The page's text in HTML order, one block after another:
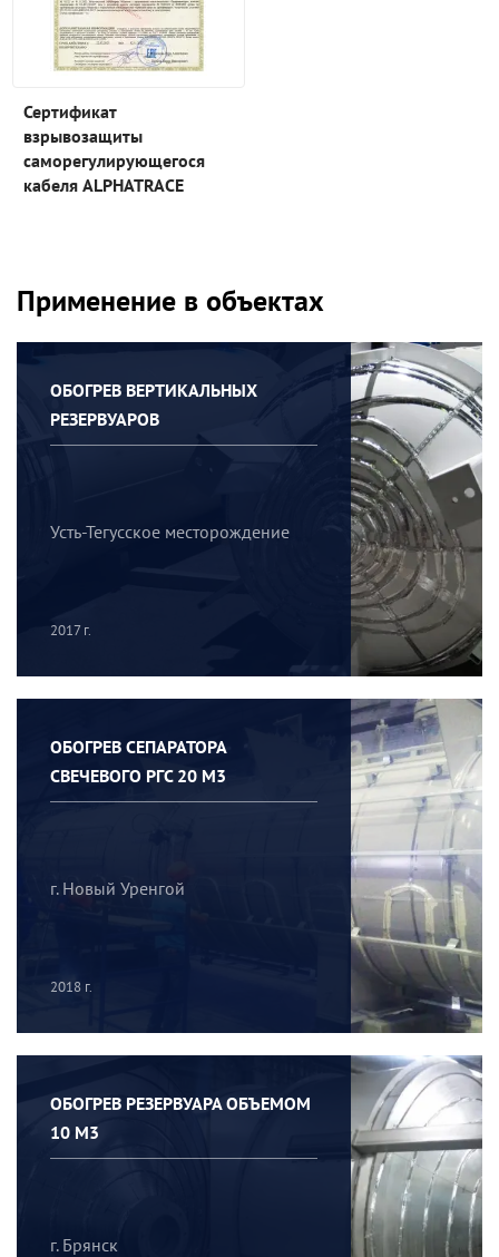
Сертификат
взрывозащиты
саморегулирующегося
кабеля ALPHATRACE
Применение в объектах
ОБОГРЕВ ВЕРТИКАЛЬНЫХ
РЕЗЕРВУАРОВ
Усть-Тегусское месторождение
2017 г.
ОБОГРЕВ СЕПАРАТОРА
СВЕЧЕВОГО РГС 20 М3
г. Новый Уренгой
2018 г.
ОБОГРЕВ РЕЗЕРВУАРА ОБЪЕМОМ
10 М3
г. Брянск